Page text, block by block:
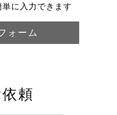
に入力できます
ォーム
頼